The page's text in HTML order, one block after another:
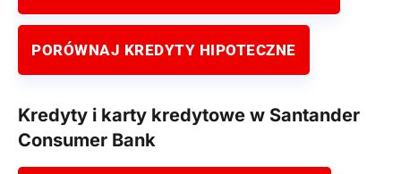
PORÓWNAJ KREDYTY HIPOTECZNE
Kredyty i karty kredytowe w Santander
Consumer Bank